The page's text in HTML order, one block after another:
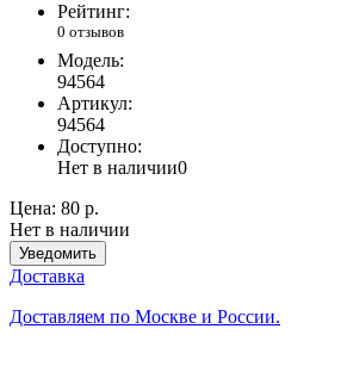
Рейтинг:
0 отзывов
Модель:
94564
Артикул:
94564
Доступно:
Нет в наличии0
Цена: 80 р.
Нет в наличии
Уведомить
Доставка
Доставляем по Москве и России.